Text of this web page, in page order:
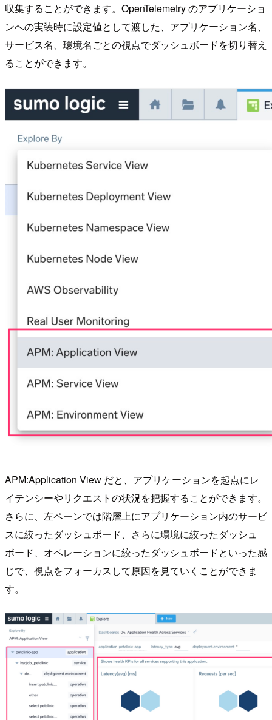
収集することができます。OpenTelemetry のアプリケーショ
ンへの実装時に設定値として渡した、アプリケーション名、
サービス名、環境名ごとの視点でダッシュボードを切り替え
ることができます。
APM:Application View だと、アプリケーションを起点にレ
イテンシーやリクエストの状況を把握することができます。
さらに、左ペーンでは階層上にアプリケーション内のサービ
スに絞ったダッシュボード、さらに環境に絞ったダッシュ
ボード、オペレーションに絞ったダッシュボードといった感
じで、視点をフォーカスして原因を見ていくことができま
す。